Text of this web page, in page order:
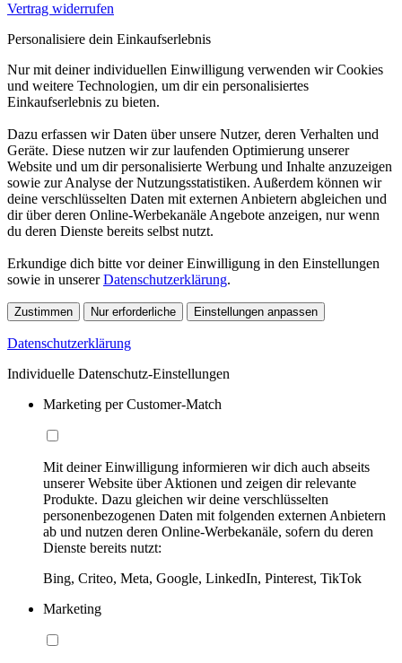
Vertrag widerrufen
Personalisiere dein Einkaufserlebnis
Nur mit deiner individuellen Einwilligung verwenden wir Cookies
und weitere Technologien, um dir ein personalisiertes
Einkaufserlebnis zu bieten.
Dazu erfassen wir Daten über unsere Nutzer, deren Verhalten und
Geräte. Diese nutzen wir zur laufenden Optimierung unserer
Website und um dir personalisierte Werbung und Inhalte anzuzeigen
sowie zur Analyse der Nutzungsstatistiken. Außerdem können wir
deine verschlüsselten Daten mit externen Anbietern abgleichen und
dir über deren Online-Werbekanäle Angebote anzeigen, nur wenn
du deren Dienste bereits selbst nutzt.
Erkundige dich bitte vor deiner Einwilligung in den Einstellungen
sowie in unsererDatenschutzerklärung.
Zustimmen Nur erforderliche Einstellungen anpassen
Datenschutzerklärung
Individuelle Datenschutz-Einstellungen
Marketing per Customer-Match
Mit deiner Einwilligung informieren wir dich auch abseits
unserer Website über Aktionen und zeigen dir relevante
Produkte. Dazu gleichen wir deine verschlüsselten
personenbezogenen Daten mit folgenden externen Anbietern
ab und nutzen deren Online-Werbekanäle, sofern du deren
Dienste bereits nutzt:
Bing, Criteo, Meta, Google, LinkedIn, Pinterest, TikTok
Marketing